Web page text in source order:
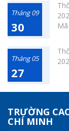
Tháng 09
30
Tháng 05
27
TRƯỜNG
CHÍ MINH